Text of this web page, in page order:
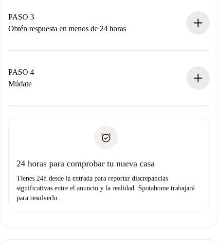
propietario acepte.
PASO 3
Obtén respuesta en menos de 24 horas
contacto con el propietario.
Si es rechazada: No te haremos ningún cargo y te
Prueba de solvencia
PASO 4
Múdate
no nos comunicas ningún problema.
24 horas para comprobar tu nueva casa
Tienes 24h desde la entrada para reportar discrepancias
significativas entre el anuncio y la realidad. Spotahome trabajará
para resolverlo.